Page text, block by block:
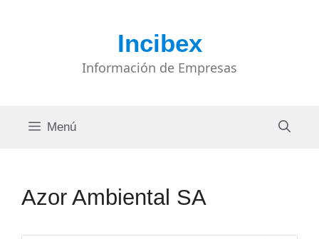
Incibex
Información de Empresas
Menú
Azor Ambiental SA